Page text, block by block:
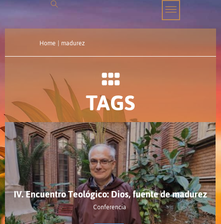
Home | madurez
TAGS
IV. Encuentro Teológico: Dios, fuente de madurez
Conferencia